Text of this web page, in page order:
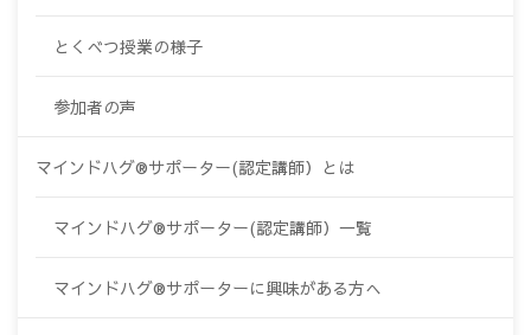
とくべつ授業の様子
参加者の声
マインドハグ®サポーター(認定講師）とは
マインドハグ®サポーター(認定講師）一覧
マインドハグ®サポーターに興味がある方へ